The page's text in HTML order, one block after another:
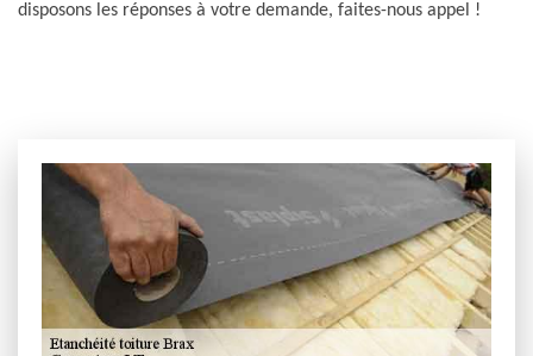
disposons les réponses à votre demande, faites-nous appel !